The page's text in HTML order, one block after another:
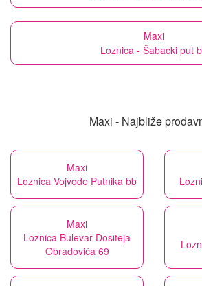
Maxi
Loznica - Šabacki put
Maxi - Najbliže
Maxi
Loznica Vojvode Putnika bb
Maxi
Loznica Bulevar Dositeja
Obradovića 69